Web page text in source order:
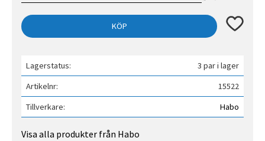
KÖP Lägg till
Lagerstatus
3 par i lager
Artikelnr
15522
Tillverkare
Habo
Visa alla produkter från Habo